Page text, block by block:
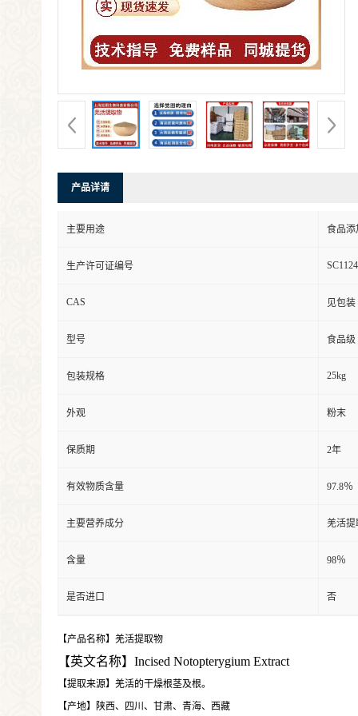
产品详请
主要用途 食品添
生产许可证编号
CAS 见包装
型号 食品级
包装规格 25kg
外观 粉末
保质期 2年
有效物质含量 97.8％
主要营养成分 羌活提
含量 98％
是否进口 否
【产品名称】羌活提取物
【英文名称】 Incised Notopterygium Extract
【提取来源】羌活的干燥根茎及根。
【产地】陕西、四川、甘肃、青海、西藏